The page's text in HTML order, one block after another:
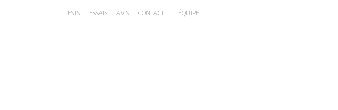
TESTS ESSAIS AVIS CONTACT L’ÉQUIPE